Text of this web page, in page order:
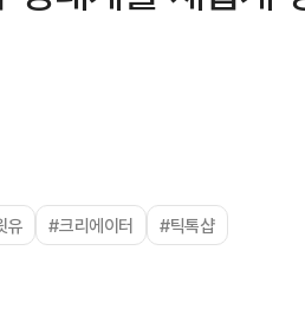
유 #크리에이터 #틱톡샵